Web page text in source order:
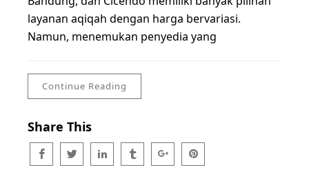
layanan aqiqah dengan harga bervariasi.
Namun, menemukan penyedia yang
Continue Reading
Share This